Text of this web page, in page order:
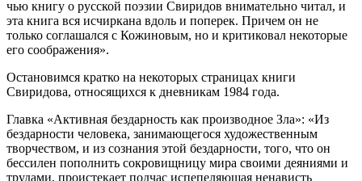
чью книгу о русской поэзии Свиридов внимательно читал, и
эта книга вся исчиркана вдоль и поперек. Причем он не
только соглашался с Кожиновым, но и критиковал некоторые
его соображения».
Остановимся кратко на некоторых страницах книги
Свиридова, относящихся к дневникам 1984 года.
Главка «Активная бездарность как производное Зла»: «Из
бездарности человека, занимающегося художественным
творчеством, и из сознания этой бездарности, того, что он
бессилен пополнить сокровищницу мира своими деяниями и
трудами, проистекает подчас испепеляющая ненависть